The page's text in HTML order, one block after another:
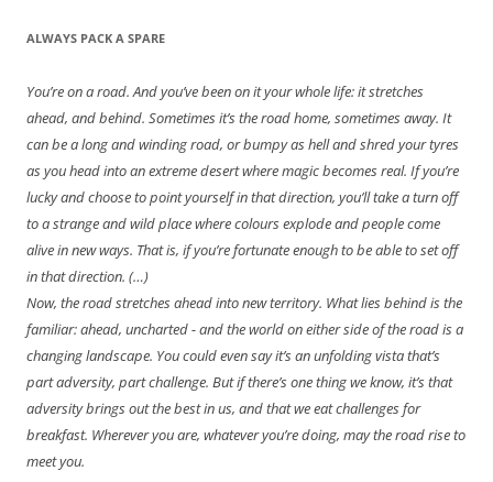
ALWAYS PACK A SPARE
You’re on a road. And you’ve been on it your whole life: it stretches
ahead, and behind. Sometimes it’s the road home, sometimes away. It
can be a long and winding road, or bumpy as hell and shred your tyres
as you head into an extreme desert where magic becomes real. If you’re
lucky and choose to point yourself in that direction, you’ll take a turn off
to a strange and wild place where colours explode and people come
alive in new ways. That is, if you’re fortunate enough to be able to set off
in that direction. (…)
Now, the road stretches ahead into new territory. What lies behind is the
familiar: ahead, uncharted - and the world on either side of the road is a
changing landscape. You could even say it’s an unfolding vista that’s
part adversity, part challenge. But if there’s one thing we know, it’s that
adversity brings out the best in us, and that we eat challenges for
breakfast. Wherever you are, whatever you’re doing, may the road rise to
meet you.